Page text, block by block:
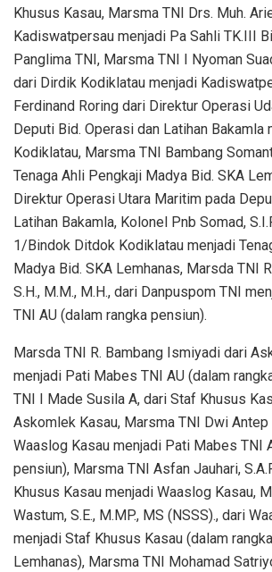
Khusus Kasau, Marsma TNI Drs. Muh.
Kadiswatpersau menjadi Pa Sahli TK.III
Panglima TNI, Marsma TNI I Nyoman
dari Dirdik Kodiklatau menjadi
Ferdinand Roring dari Direktur Operasi
Deputi Bid. Operasi dan Latihan Bakamla
Kodiklatau, Marsma TNI Bambang
Tenaga Ahli Pengkaji Madya Bid. SKA
Direktur Operasi Utara Maritim pada
Latihan Bakamla, Kolonel Pnb Somad,
1/Bindok Ditdok Kodiklatau menjadi
Madya Bid. SKA Lemhanas, Marsda TNI
S.H., M.M., M.H., dari Danpuspom TNI
TNI AU (dalam rangka pensiun).
Marsda TNI R. Bambang Ismiyadi dari
menjadi Pati Mabes TNI AU (dalam
TNI I Made Susila A, dari Staf Khusus
Askomlek Kasau, Marsma TNI Dwi
Waaslog Kasau menjadi Pati Mabes TNI
pensiun), Marsma TNI Asfan Jauhari,
Khusus Kasau menjadi Waaslog Kasau,
Wastum, S.E., M.MP., MS (NSSS)., dari
menjadi Staf Khusus Kasau (dalam
Lemhanas), Marsma TNI Mohamad